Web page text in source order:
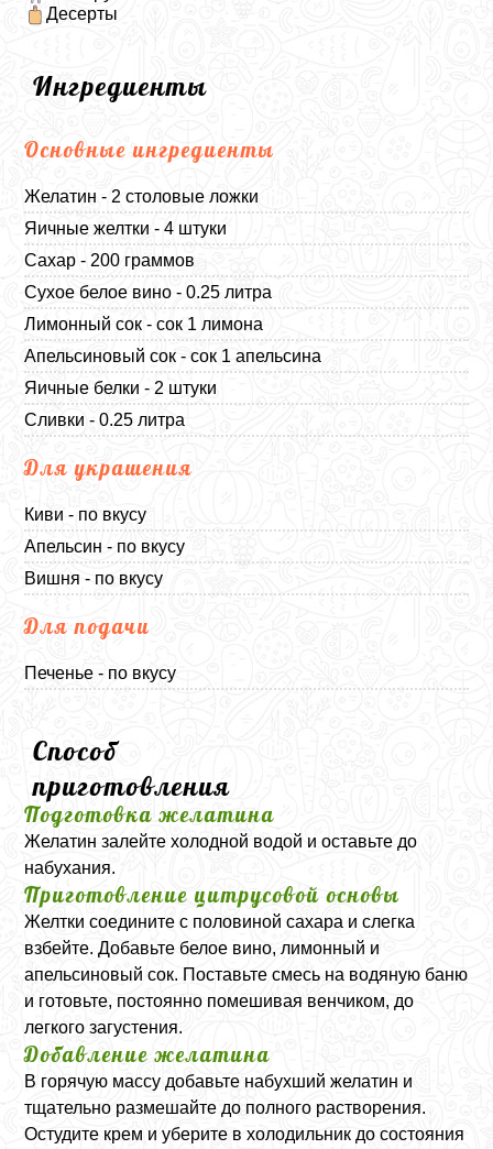
Десерты
Ингредиенты
Основные ингредиенты
Желатин - 2 столовые ложки
Яичные желтки - 4 штуки
Сахар - 200 граммов
Сухое белое вино - 0.25 литра
Лимонный сок - сок 1 лимона
Апельсиновый сок - сок 1 апельсина
Яичные белки - 2 штуки
Сливки - 0.25 литра
Для украшения
Киви - по вкусу
Апельсин - по вкусу
Вишня - по вкусу
Для подачи
Печенье - по вкусу
Способ
приготовления
Подготовка желатина
Желатин залейте холодной водой и оставьте до
набухания.
Приготовление цитрусовой основы
Желтки соедините с половиной сахара и слегка
взбейте. Добавьте белое вино, лимонный и
апельсиновый сок. Поставьте смесь на водяную баню
и готовьте, постоянно помешивая венчиком, до
легкого загустения.
Добавление желатина
В горячую массу добавьте набухший желатин и
тщательно размешайте до полного растворения.
Остудите крем и уберите в холодильник до состояния